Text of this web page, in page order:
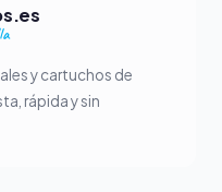
y cartuchos de
rápida y sin